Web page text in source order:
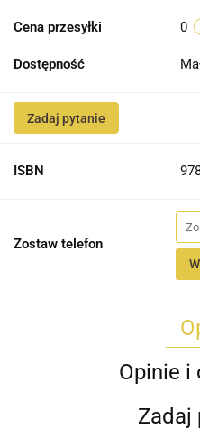
Cena przesyłki 0
Dostępność
Zadaj pytanie
ISBN
Zostaw telefon
Opinie i
Zadaj